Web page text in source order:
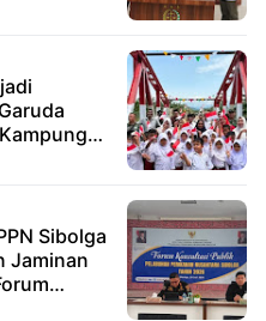
Sibolga
Jaminan